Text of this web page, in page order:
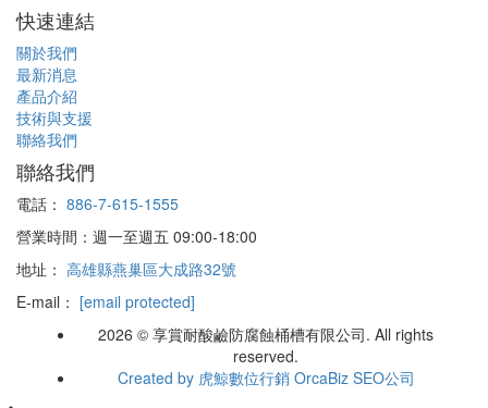
快速連結
關於我們
最新消息
產品介紹
技術與支援
聯絡我們
聯絡我們
電話： 886-7-615-1555
營業時間：週一至週五 09:00-18:00
地址： 高雄縣燕巢區大成路32號
E-mail： [email protected]
2026 © 享賞耐酸鹼防腐蝕桶槽有限公司. All rights
reserved.
Created by 虎鯨數位行銷 OrcaBiz SEO公司